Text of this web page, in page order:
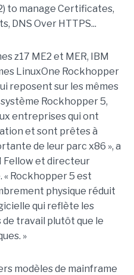
to manage Certificates,
DNS Over HTTPS...
z17 ME2 et MER, IBM
LinuxOne Rockhopper
reposent sur les mêmes
Rockhopper 5,
entreprises qui ont
et sont prêtes à
de leur parc x86 », a
Fellow et directeur
« Rockhopper 5 est
physique réduit
qui reflète les
travail plutôt que le
»
modèles de mainframe